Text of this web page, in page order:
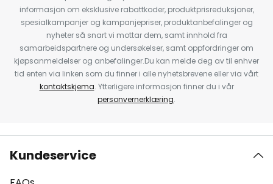
informasjon om eksklusive rabattkoder, produktprisreduksjoner,
spesialkampanjer og kampanjepriser, produktanbefalinger og
nyheter så snart vi mottar dem, samt innhold fra
samarbeidspartnere og undersøkelser, samt oppfordringer om
kjøpsanmeldelser og anbefalinger.Du kan melde deg av til enhver
tid enten via linken som du finner i alle nyhetsbrevene eller via vårt
kontaktskjema. Ytterligere informasjon finner du i vår
personvernerklæring.
Kundeservice